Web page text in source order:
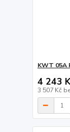
KWT 05A
4 243
3 507 Kč